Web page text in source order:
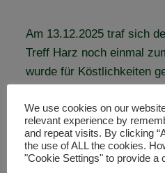
Am 13.12.2025 traf sich
Treff Harz noch einmal
wurde für Köstlichkeiten
im neuen Jahr soll es mit
gemütlichen Treffen
euch eine besinnliche
Liebsten und ein
We use cookies on our
relevant experience by
and repeat visits. By clicking
the use of ALL the cookies.
"Cookie Settings" to provide a